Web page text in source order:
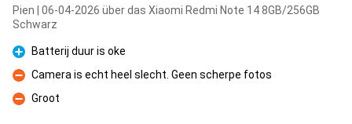
Pien | 06-04-2026 über das Xiaomi Redmi Note 14 8GB/256GB
Schwarz
Pro
Batterij duur is oke
Kontra
Camera is echt heel slecht. Geen scherpe fotos
Kontra
Groot